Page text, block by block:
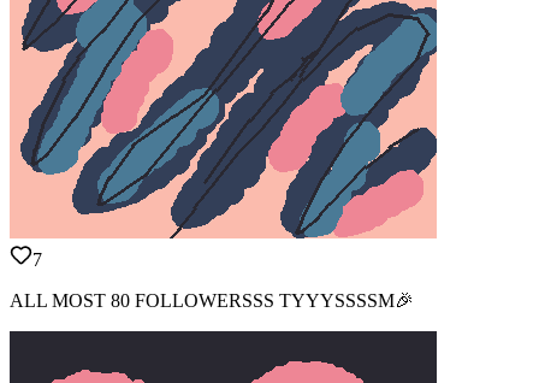
7
ALL MOST 80 FOLLOWERSSS TYYYSSSSM🎉